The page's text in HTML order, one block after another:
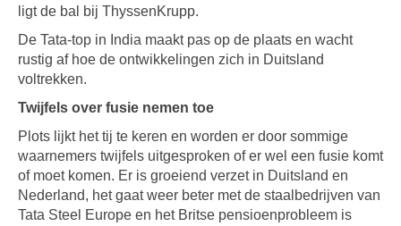
ligt de bal bij ThyssenKrupp.
De Tata-top in India maakt pas op de plaats en wacht
rustig af hoe de ontwikkelingen zich in Duitsland
voltrekken.
Twijfels over fusie nemen toe
Plots lijkt het tij te keren en worden er door sommige
waarnemers twijfels uitgesproken of er wel een fusie komt
of moet komen. Er is groeiend verzet in Duitsland en
Nederland, het gaat weer beter met de staalbedrijven van
Tata Steel Europe en het Britse pensioenprobleem is